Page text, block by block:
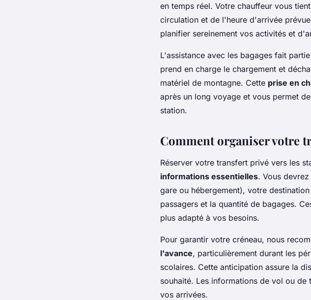
en temps réel. Votre chauffeur vous
circulation et de l'heure d'arrivée
planifier sereinement vos activités et
L'assistance avec les bagages fait
prend en charge le chargement et
matériel de montagne. Cette prise en
après un long voyage et vous permet
station.
Comment organiser votre
Réserver votre transfert privé vers les
informations essentielles. Vous
gare ou hébergement), votre
passagers et la quantité de bagages.
plus adapté à vos besoins.
Pour garantir votre créneau, nous
l'avance, particulièrement durant les
scolaires. Cette anticipation assure la
souhaité. Les informations de vol ou
vos arrivées.